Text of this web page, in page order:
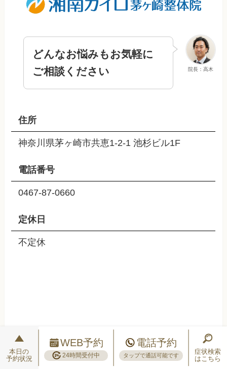
院長：高木
どんなお悩みもお気軽に
ご相談ください
住所
神奈川県茅ヶ崎市共恵1-2-1 池杉ビル1F
電話番号
0467-87-0660
定休日
不定休
本日の
予約状況
WEB予約
24時間受付中
電話予約
タップで通話可能です
症状検索
はこちら